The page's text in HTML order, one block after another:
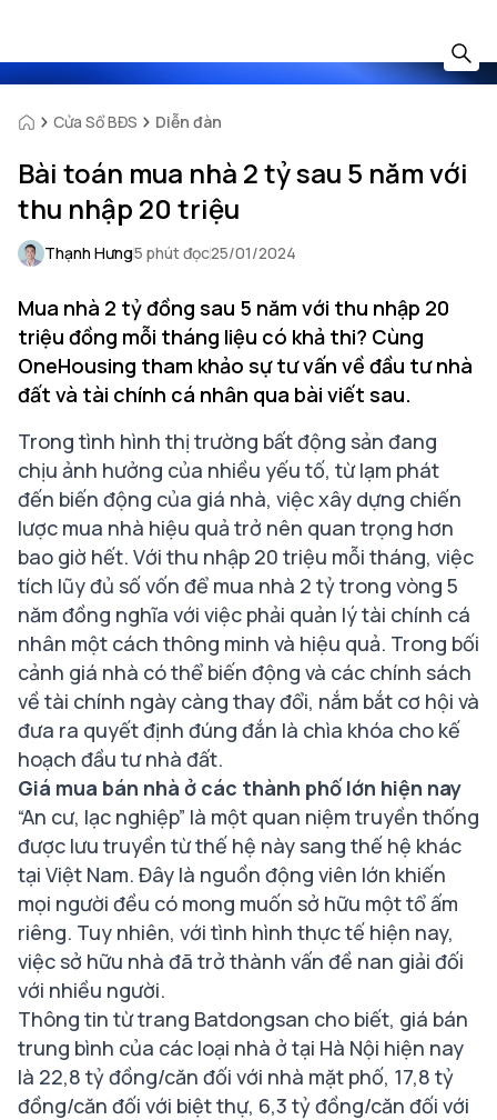
Cửa Sổ BĐS Diễn đàn
Bài toán mua nhà 2 tỷ sau 5 năm với
thu nhập 20 triệu
Thạnh Hưng5 phút đọc25/01/2024
Mua nhà 2 tỷ đồng sau 5 năm với thu nhập 20
triệu đồng mỗi tháng liệu có khả thi? Cùng
OneHousing tham khảo sự tư vấn về đầu tư nhà
đất và tài chính cá nhân qua bài viết sau.
Trong tình hình thị trường bất động sản đang
chịu ảnh hưởng của nhiều yếu tố, từ lạm phát
đến biến động của giá nhà, việc xây dựng chiến
lược mua nhà hiệu quả trở nên quan trọng hơn
bao giờ hết. Với thu nhập 20 triệu mỗi tháng, việc
tích lũy đủ số vốn để mua nhà 2 tỷ trong vòng 5
năm đồng nghĩa với việc phải quản lý tài chính cá
nhân một cách thông minh và hiệu quả. Trong bối
cảnh giá nhà có thể biến động và các chính sách
về tài chính ngày càng thay đổi, nắm bắt cơ hội và
đưa ra quyết định đúng đắn là chìa khóa cho kế
hoạch đầu tư nhà đất.
Giá mua bán nhà ở các thành phố lớn hiện nay
“An cư, lạc nghiệp” là một quan niệm truyền thống
được lưu truyền từ thế hệ này sang thế hệ khác
tại Việt Nam. Đây là nguồn động viên lớn khiến
mọi người đều có mong muốn sở hữu một tổ ấm
riêng. Tuy nhiên, với tình hình thực tế hiện nay,
việc sở hữu nhà đã trở thành vấn đề nan giải đối
với nhiều người.
Thông tin từ trang Batdongsan cho biết, giá bán
trung bình của các loại nhà ở tại Hà Nội hiện nay
là 22,8 tỷ đồng/căn đối với nhà mặt phố, 17,8 tỷ
đồng/căn đối với biệt thự, 6,3 tỷ đồng/căn đối với